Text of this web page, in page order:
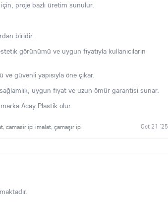
proje bazlı üretim sunulur.
biridir.
görünümü ve uygun fiyatıyla kullanıcıların
güvenli yapısıyla öne çıkar.
uygun fiyat ve uzun ömür garantisi sunar.
Acay Plastik olur.
Oct 21 '25
, camasir ipi imalat, çamaşır ipi